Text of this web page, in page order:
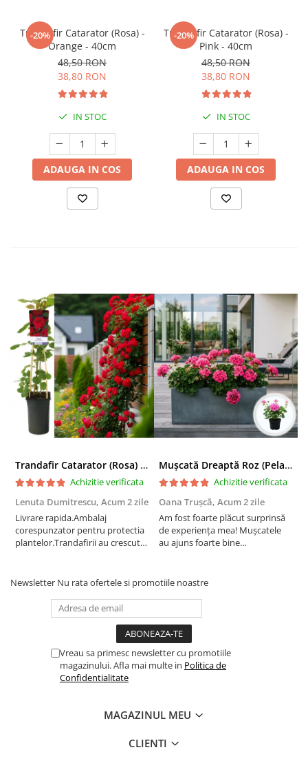
-20%
Trandafir Catarator (Rosa) -
Orange - 40cm
48,50 RON
38,80 RON
IN STOC
ADAUGA IN COS
-20%
Trandafir Catarator (Rosa) -
Pink - 40cm
48,50 RON
38,80 RON
IN STOC
ADAUGA IN COS
Trandafir Catarator (Rosa) Red Climber - 75cm
Achizitie verificata
Lenuta Dumitrescu, Acum 2 zile
Livrare rapida.Ambalaj
corespunzator pentru protectia
plantelor.Trandafirii au crescut
Mușcată Dreaptă Roz (Pelargonium Zonale)
Achizitie verificata
Oana Trușcă, Acum 2 zile
Am fost foarte plăcut surprinsă
de experiența mea! Mușcatele
au ajuns foarte bine
transportului. Se vede că au fost
Newsletter Nu rata ofertele si promotiile noastre
Vreau sa primesc newsletter cu promotiile
magazinului. Afla mai multe in Politica de
Confidentialitate
MAGAZINUL MEU
CLIENTI